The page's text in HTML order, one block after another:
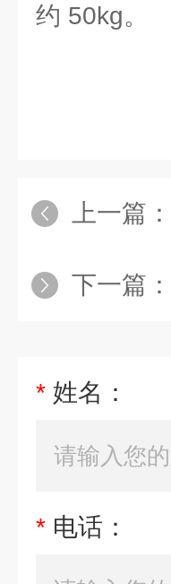
约 50kg。
上一篇：
下一篇：
* 姓名：
* 电话：